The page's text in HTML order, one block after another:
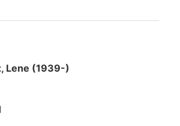
Lene (1939-)